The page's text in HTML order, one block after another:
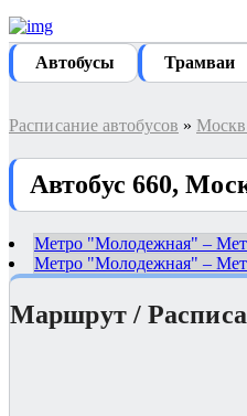
Автобуcы Трамваи
Расписание автобусов »
Автобус 660,
Метро "Молодежная" –
Метро "Молодежная" –
Маршрут /